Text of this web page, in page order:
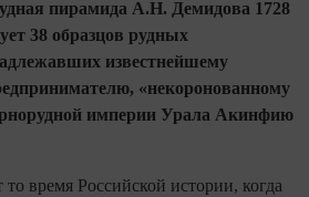
пирамида А.Н. Демидова 1728
38 образцов рудных
известнейшему
«некоронованному
империи Урала Акинфию
то время Российской истории, когда